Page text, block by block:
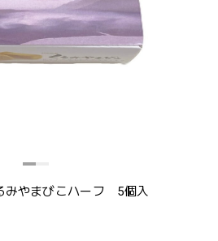
みやまびこハーフ 5個入